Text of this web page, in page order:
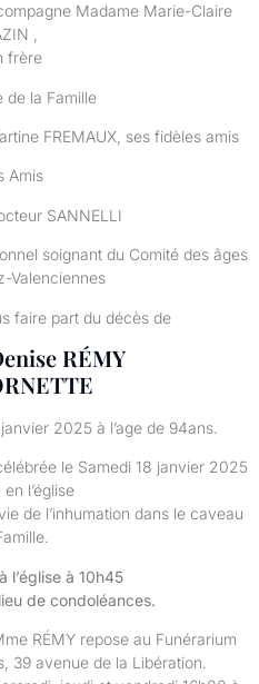
Madame Marie-Claire
,
frère
de la Famille
FREMAUX, ses fidèles amis
Amis
SANNELLI
soignant du Comité des âges
Valenciennes
faire part du décès de
RÉMY
2025 à l’age de 94ans.
le Samedi 18 janvier 2025
l’église
de l’inhumation dans le caveau
l’église à 10h45
de condoléances.
RÉMY repose au Funérarium
39 avenue de la Libération.